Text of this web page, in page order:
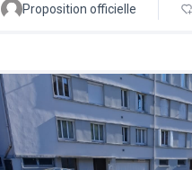
Proposition officielle